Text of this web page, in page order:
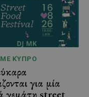
ΚΎΠΡΟ
για μία